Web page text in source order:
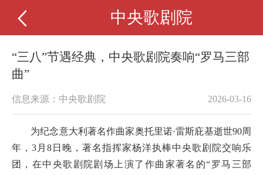
中央歌剧院
“三八”节遇经典，中央歌剧院奏响“罗马三部
曲”
信息来源：中央歌剧院 2026-03-16
为纪念意大利著名作曲家奥托里诺·雷斯庇基逝世90周
年，3月8日晚，著名指挥家杨洋执棒中央歌剧院交响乐
团，在中央歌剧院剧场上演了作曲家著名的“罗马三部